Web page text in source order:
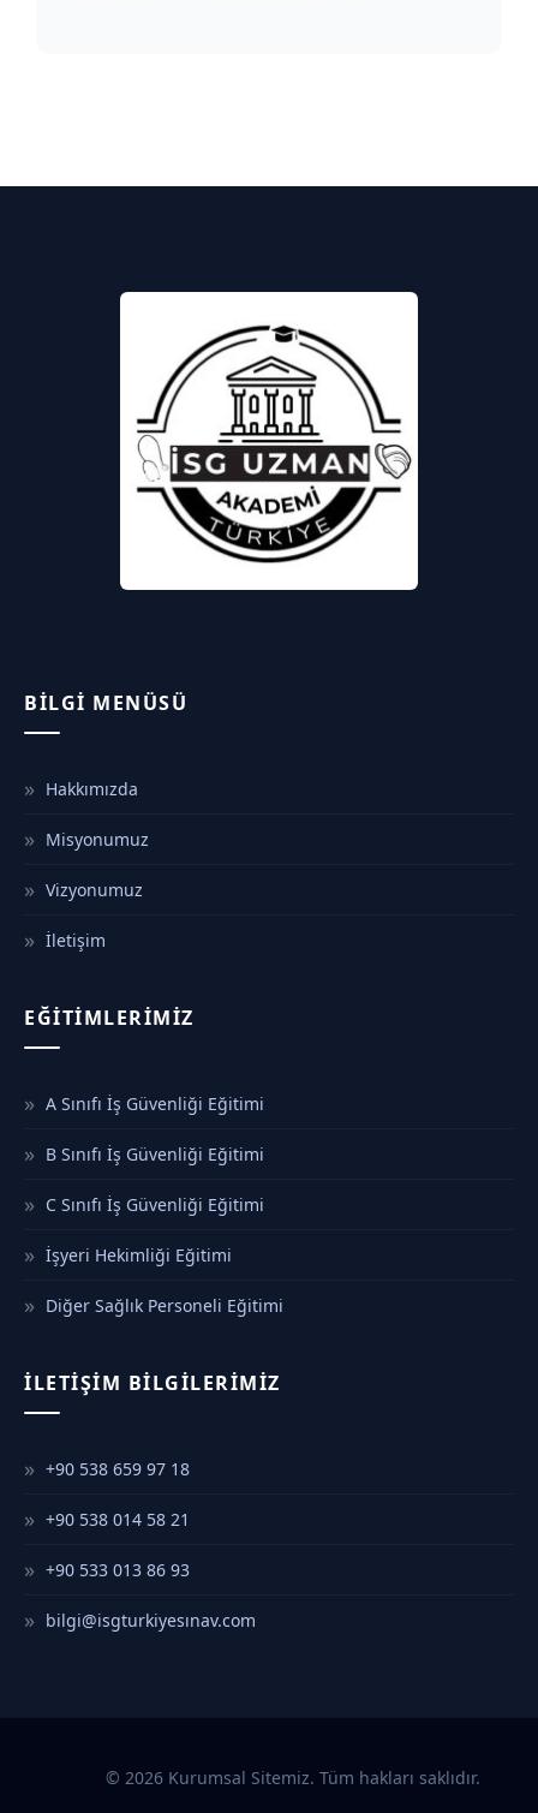
BILGI MENÜSÜ
Hakkımızda
Misyonumuz
Vizyonumuz
İletişim
EĞITIMLERIMIZ
A Sınıfı İş Güvenliği Eğitimi
B Sınıfı İş Güvenliği Eğitimi
C Sınıfı İş Güvenliği Eğitimi
İşyeri Hekimliği Eğitimi
Diğer Sağlık Personeli Eğitimi
İLETIŞIM BILGILERIMIZ
+90 538 659 97 18
+90 538 014 58 21
+90 533 013 86 93
bilgi@isgturkiyesınav.com
© 2026 Kurumsal Sitemiz. Tüm hakları saklıdır.